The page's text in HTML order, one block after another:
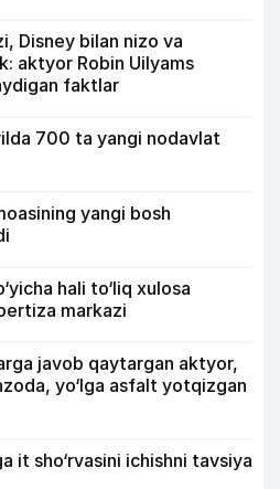
Disney bilan nizo va
aktyor Robin Uilyams
faktlar
700 ta yangi nodavlat
yangi bosh
hali to‘liq xulosa
markazi
javob qaytargan aktyor,
yo‘lga asfalt yotqizgan
it sho‘rvasini ichishni tavsiya